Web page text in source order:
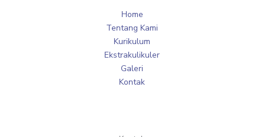
Home
Tentang Kami
Kurikulum
Ekstrakulikuler
Galeri
Kontak